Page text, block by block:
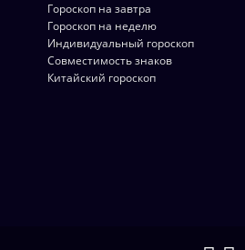
Гороскоп на завтра
Гороскоп на неделю
Индивидуальный гороскоп
Совместимость знаков
Китайский гороскоп